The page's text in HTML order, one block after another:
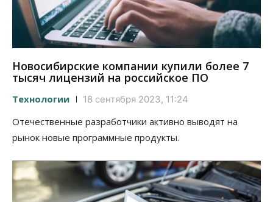
Новосибирские компании купили более 7
тысяч лицензий на российское ПО
Технологии 18 сентября 2023, 11:24
Отечественные разработчики активно выводят на
рынок новые программные продукты.